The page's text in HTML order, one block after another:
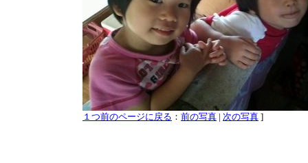
１つ前のページに戻る ： 前の写真 | 次の写真 ]